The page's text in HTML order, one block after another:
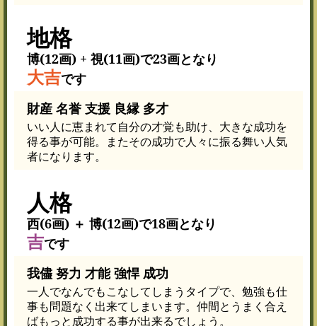
地格
博(12画) + 視(11画)で23画となり
大吉です
財産 名誉 支援 良縁 多才
いい人に恵まれて自分の才覚も助け、大きな成功を
得る事が可能。またその成功で人々に振る舞い人気
者になります。
人格
西(6画) ＋ 博(12画)で18画となり
吉です
我儘 努力 才能 強悍 成功
一人でなんでもこなしてしまうタイプで、勉強も仕
事も問題なく出来てしまいます。仲間とうまく合え
ばもっと成功する事が出来るでしょう。